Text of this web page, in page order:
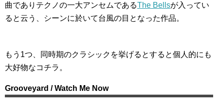
曲でありテクノの一大アンセムであるThe Bellsが入ってい
ると云う、シーンに於いて台風の目となった作品。
もう1つ、同時期のクラシックを挙げるとすると個人的にも
大好物なコチラ。
Grooveyard / Watch Me Now